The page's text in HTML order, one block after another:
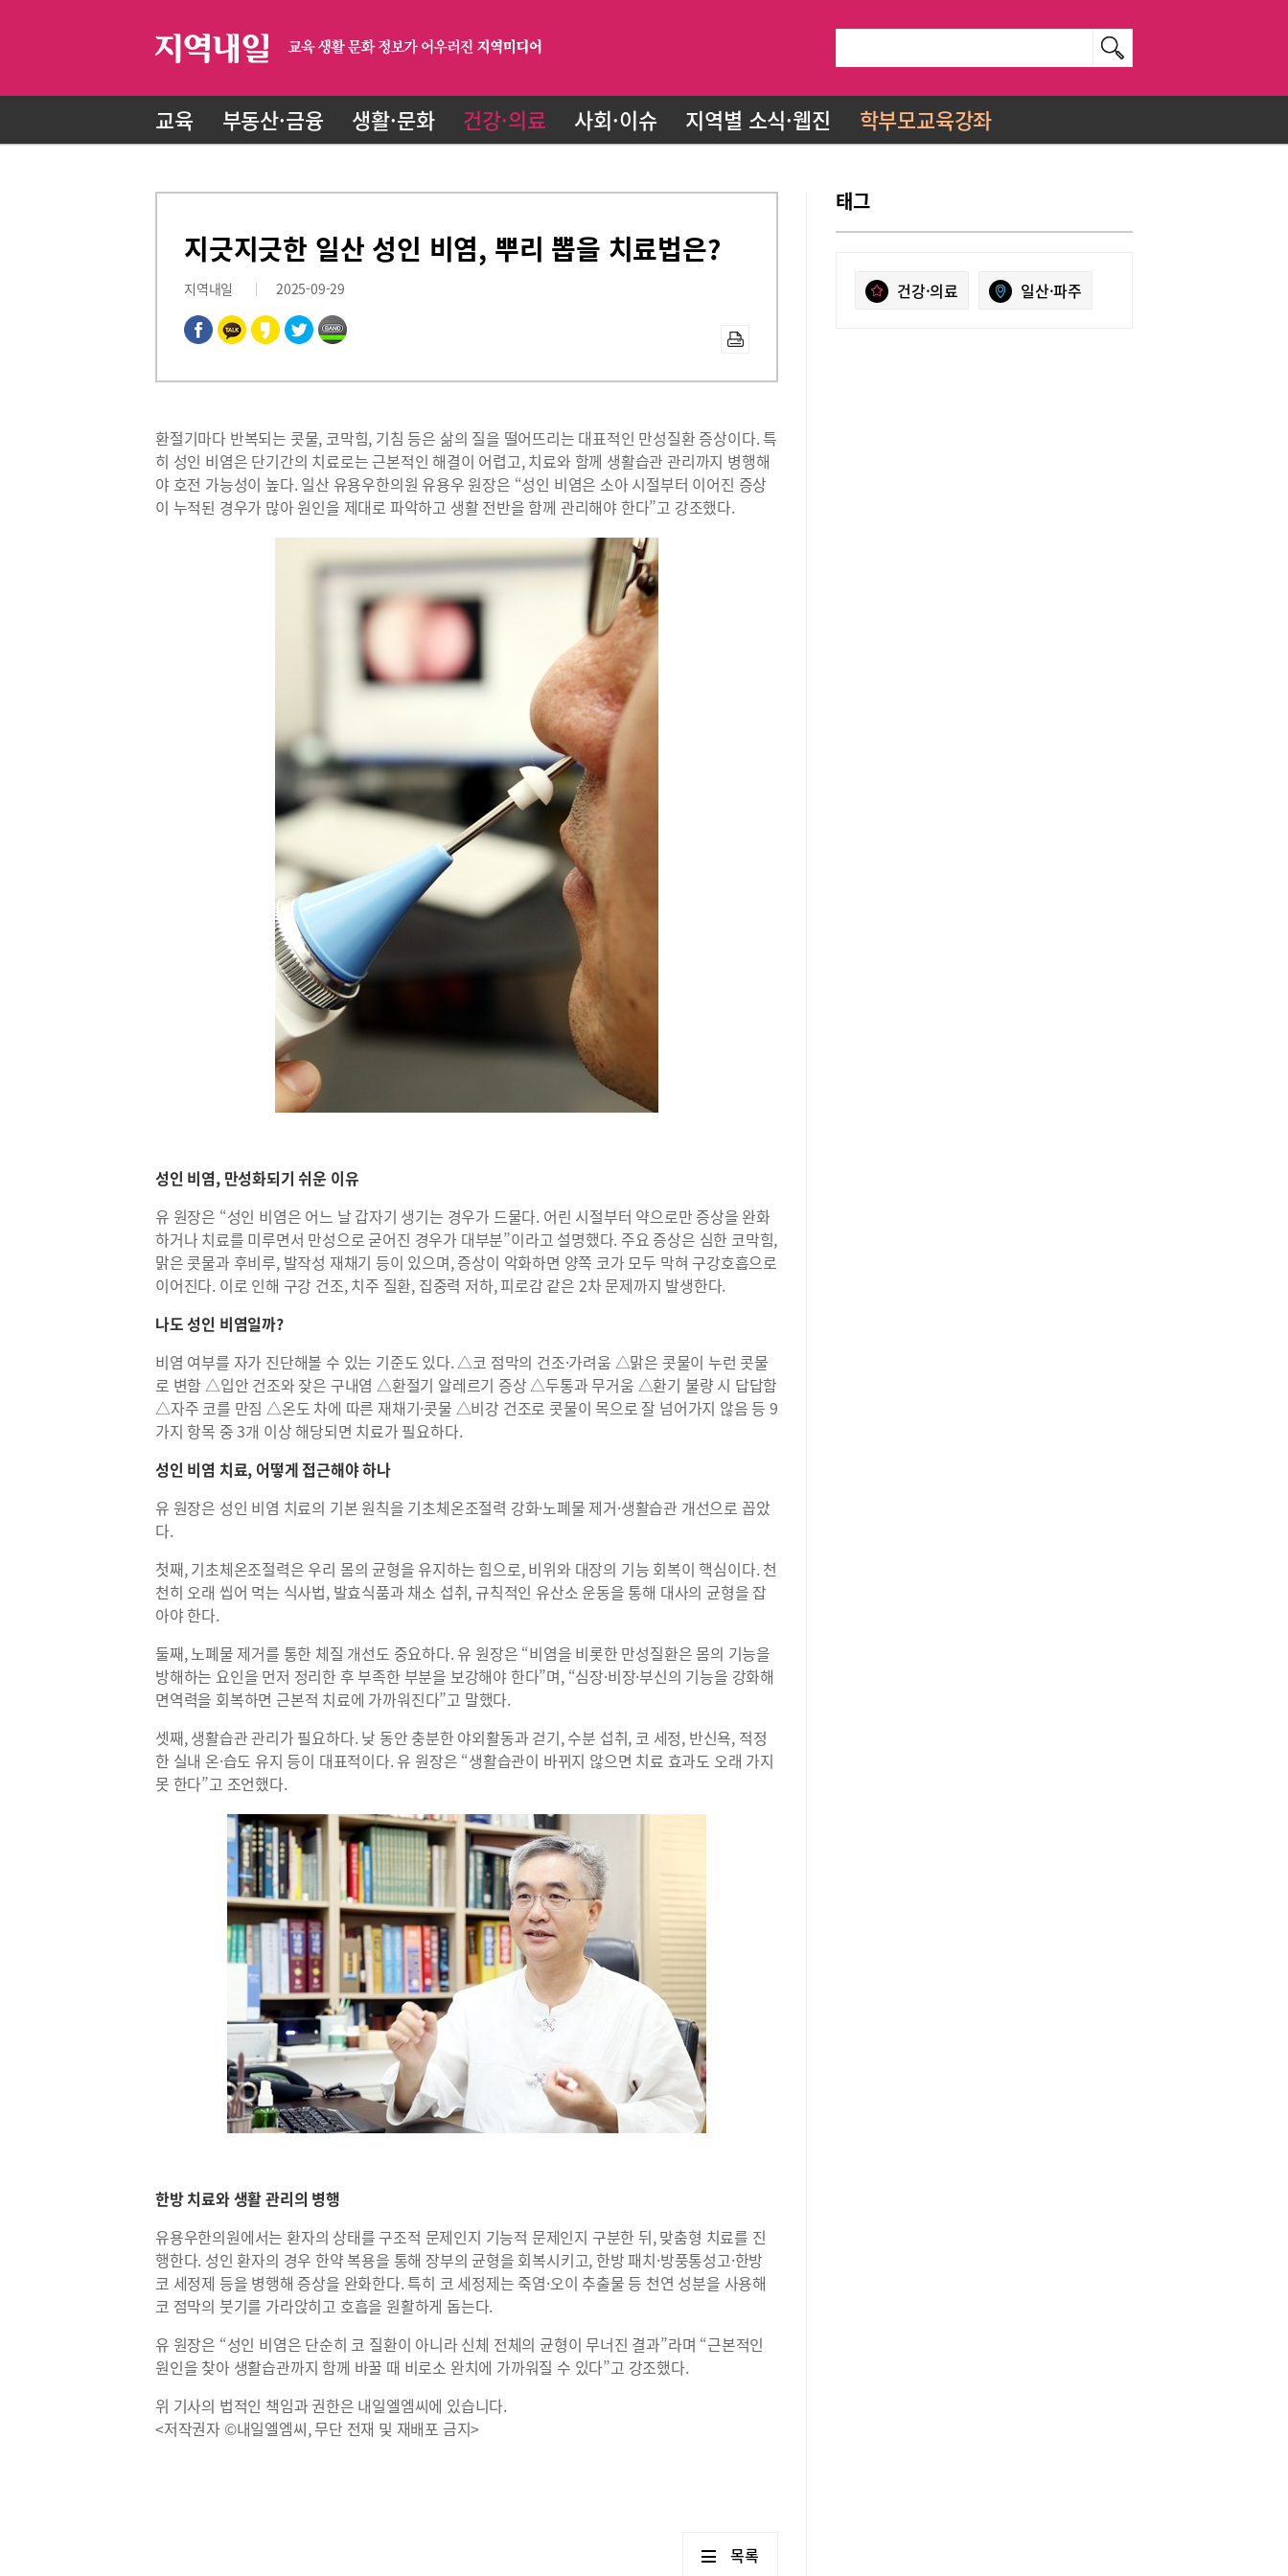
교육 부동산·금융 생활·문화 건강·의료 사회·이슈 지역별 소식·웹진 학부모교육강좌
지긋지긋한 일산 성인 비염, 뿌리 뽑을 치료법은?
지역내일 2025-09-29
환절기마다 반복되는 콧물, 코막힘, 기침 등은 삶의 질을 떨어뜨리는 대표적인 만성질환 증상이다. 특
히 성인 비염은 단기간의 치료로는 근본적인 해결이 어렵고, 치료와 함께 생활습관 관리까지 병행해
야 호전 가능성이 높다. 일산 유용우한의원 유용우 원장은 “성인 비염은 소아 시절부터 이어진 증상
이 누적된 경우가 많아 원인을 제대로 파악하고 생활 전반을 함께 관리해야 한다”고 강조했다.
성인 비염, 만성화되기 쉬운 이유
유 원장은 “성인 비염은 어느 날 갑자기 생기는 경우가 드물다. 어린 시절부터 약으로만 증상을 완화
하거나 치료를 미루면서 만성으로 굳어진 경우가 대부분”이라고 설명했다. 주요 증상은 심한 코막힘,
맑은 콧물과 후비루, 발작성 재채기 등이 있으며, 증상이 악화하면 양쪽 코가 모두 막혀 구강호흡으로
이어진다. 이로 인해 구강 건조, 치주 질환, 집중력 저하, 피로감 같은 2차 문제까지 발생한다.
나도 성인 비염일까?
비염 여부를 자가 진단해볼 수 있는 기준도 있다. △코 점막의 건조·가려움 △맑은 콧물이 누런 콧물
로 변함 △입안 건조와 잦은 구내염 △환절기 알레르기 증상 △두통과 무거움 △환기 불량 시 답답함
△자주 코를 만짐 △온도 차에 따른 재채기·콧물 △비강 건조로 콧물이 목으로 잘 넘어가지 않음 등 9
가지 항목 중 3개 이상 해당되면 치료가 필요하다.
성인 비염 치료, 어떻게 접근해야 하나
유 원장은 성인 비염 치료의 기본 원칙을 기초체온조절력 강화·노폐물 제거·생활습관 개선으로 꼽았
다.
첫째, 기초체온조절력은 우리 몸의 균형을 유지하는 힘으로, 비위와 대장의 기능 회복이 핵심이다. 천
천히 오래 씹어 먹는 식사법, 발효식품과 채소 섭취, 규칙적인 유산소 운동을 통해 대사의 균형을 잡
아야 한다.
둘째, 노폐물 제거를 통한 체질 개선도 중요하다. 유 원장은 “비염을 비롯한 만성질환은 몸의 기능을
방해하는 요인을 먼저 정리한 후 부족한 부분을 보강해야 한다”며, “심장·비장·부신의 기능을 강화해
면역력을 회복하면 근본적 치료에 가까워진다”고 말했다.
셋째, 생활습관 관리가 필요하다. 낮 동안 충분한 야외활동과 걷기, 수분 섭취, 코 세정, 반신욕, 적정
한 실내 온·습도 유지 등이 대표적이다. 유 원장은 “생활습관이 바뀌지 않으면 치료 효과도 오래 가지
못 한다”고 조언했다.
한방 치료와 생활 관리의 병행
유용우한의원에서는 환자의 상태를 구조적 문제인지 기능적 문제인지 구분한 뒤, 맞춤형 치료를 진
행한다. 성인 환자의 경우 한약 복용을 통해 장부의 균형을 회복시키고, 한방 패치·방풍통성고·한방
코 세정제 등을 병행해 증상을 완화한다. 특히 코 세정제는 죽염·오이 추출물 등 천연 성분을 사용해
코 점막의 붓기를 가라앉히고 호흡을 원활하게 돕는다.
유 원장은 “성인 비염은 단순히 코 질환이 아니라 신체 전체의 균형이 무너진 결과”라며 “근본적인
원인을 찾아 생활습관까지 함께 바꿀 때 비로소 완치에 가까워질 수 있다”고 강조했다.
위 기사의 법적인 책임과 권한은 내일엘엠씨에 있습니다.
<저작권자 ©내일엘엠씨, 무단 전재 및 재배포 금지>
목록
태그
건강·의료 일산·파주